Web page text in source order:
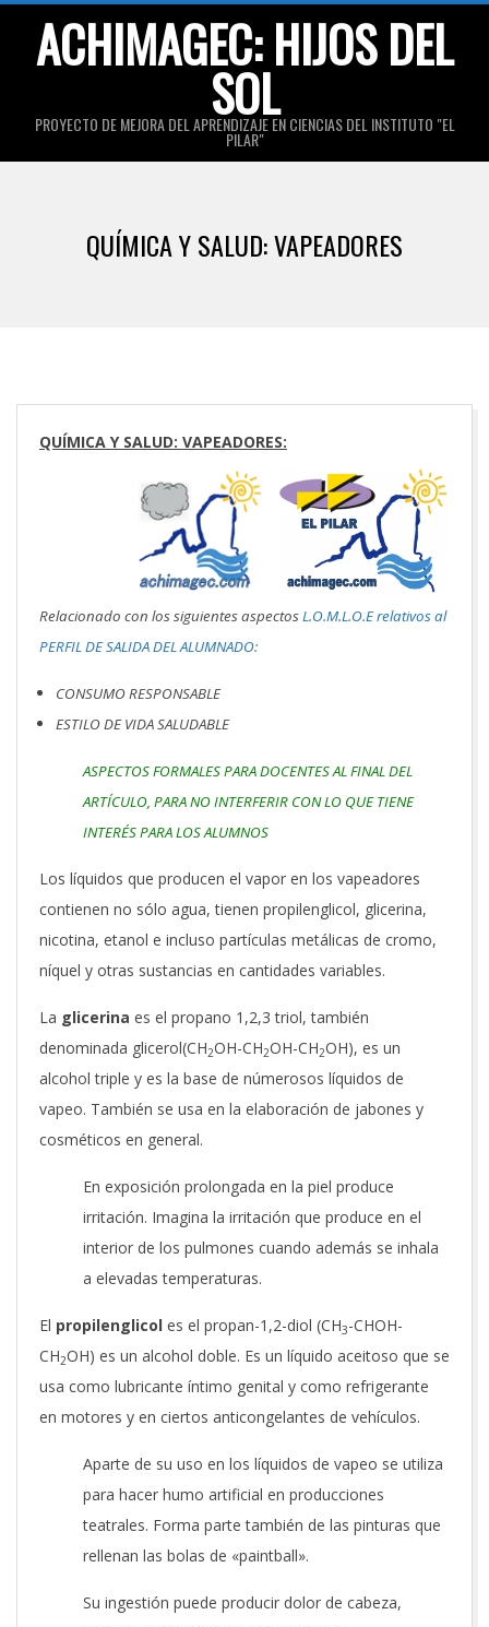
ACHIMAGEC: HIJOS DEL
SOL
PROYECTO DE MEJORA DEL APRENDIZAJE EN CIENCIAS DEL INSTITUTO "EL
PILAR"
QUÍMICA Y SALUD: VAPEADORES
QUÍMICA Y SALUD: VAPEADORES:
Relacionado con los siguientes aspectosL.O.M.L.O.E relativos al
PERFIL DE SALIDA DEL ALUMNADO:
CONSUMO RESPONSABLE
ESTILO DE VIDA SALUDABLE
ASPECTOS FORMALES PARA DOCENTES AL FINAL DEL
ARTÍCULO, PARA NO INTERFERIR CON LO QUE TIENE
INTERÉS PARA LOS ALUMNOS
Los líquidos que producen el vapor en los vapeadores
contienen no sólo agua, tienen propilenglicol, glicerina,
nicotina, etanol e incluso partículas metálicas de cromo,
níquel y otras sustancias en cantidades variables.
La glicerina es el propano 1,2,3 triol, también
denominada glicerol(CH2OH-CH2OH-CH2OH), es un
alcohol triple y es la base de númerosos líquidos de
vapeo. También se usa en la elaboración de jabones y
cosméticos en general.
En exposición prolongada en la piel produce
irritación. Imagina la irritación que produce en el
interior de los pulmones cuando además se inhala
a elevadas temperaturas.
El propilenglicol es el propan-1,2-diol (CH3-CHOH-
CH2OH) es un alcohol doble. Es un líquido aceitoso que se
usa como lubricante íntimo genital y como refrigerante
en motores y en ciertos anticongelantes de vehículos.
Aparte de su uso en los líquidos de vapeo se utiliza
para hacer humo artificial en producciones
teatrales. Forma parte también de las pinturas que
rellenan las bolas de «paintball».
Su ingestión puede producir dolor de cabeza,